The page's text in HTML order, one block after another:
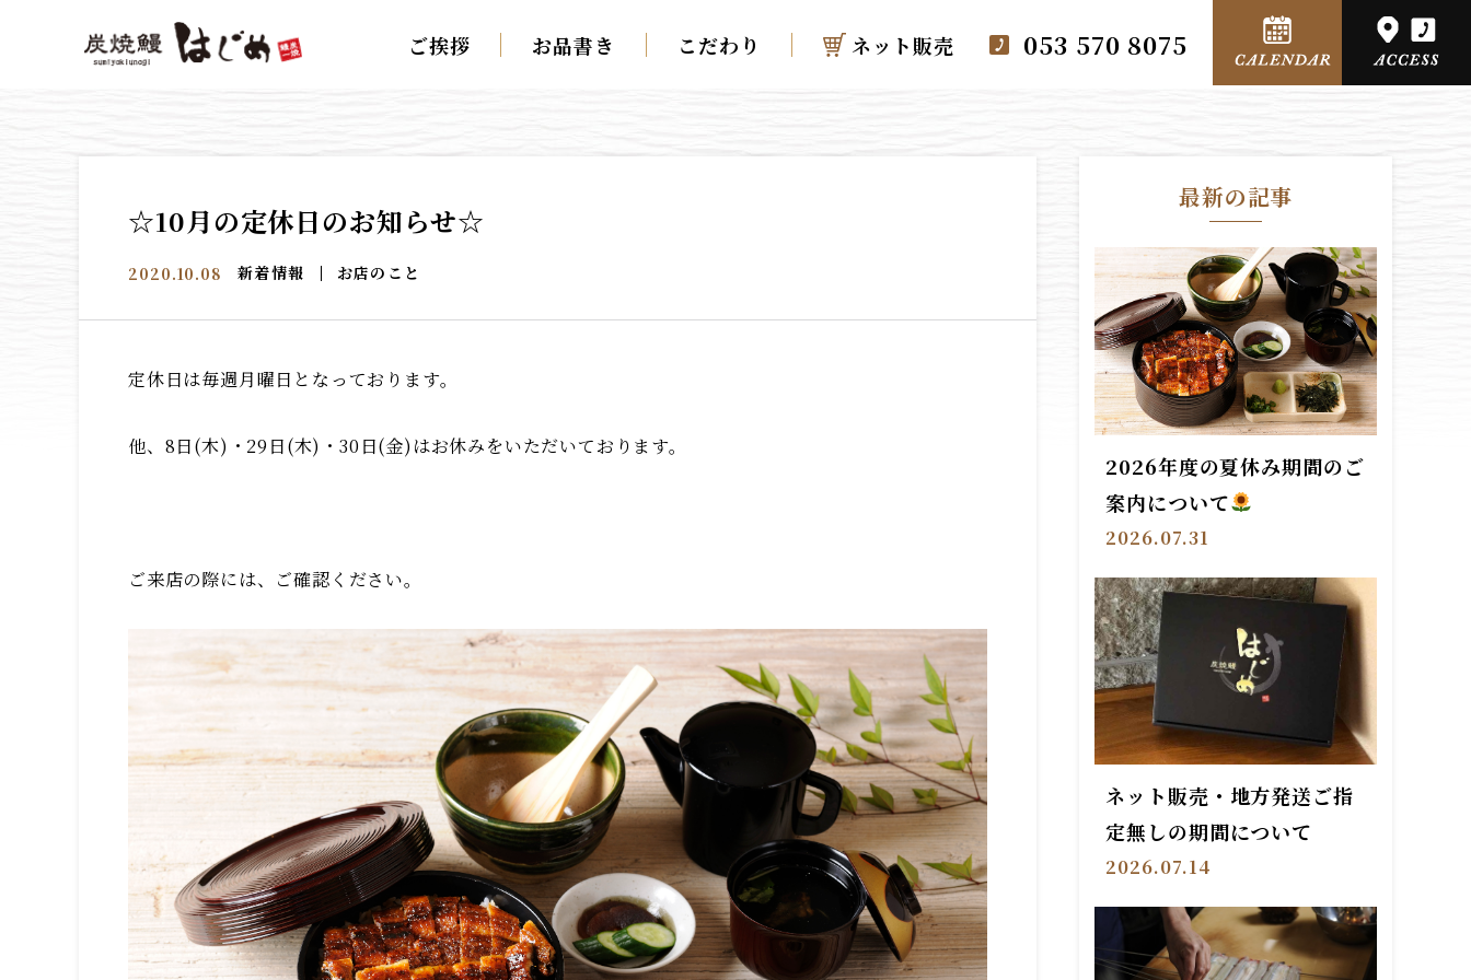
ご挨拶 お品書き こだわり ネット販売 053 570 8075
☆10月の定休日のお知らせ☆
2020.10.08 新着情報 お店のこと
定休日は毎週月曜日となっております。
他、8日(木)・29日(木)・30日(金)はお休みをいただいております。
ご来店の際には、ご確認ください。
最新の記事
2026年度の夏休み期間のご
案内について
2026.07.31
ネット販売・地方発送ご指
定無しの期間について
2026.07.14